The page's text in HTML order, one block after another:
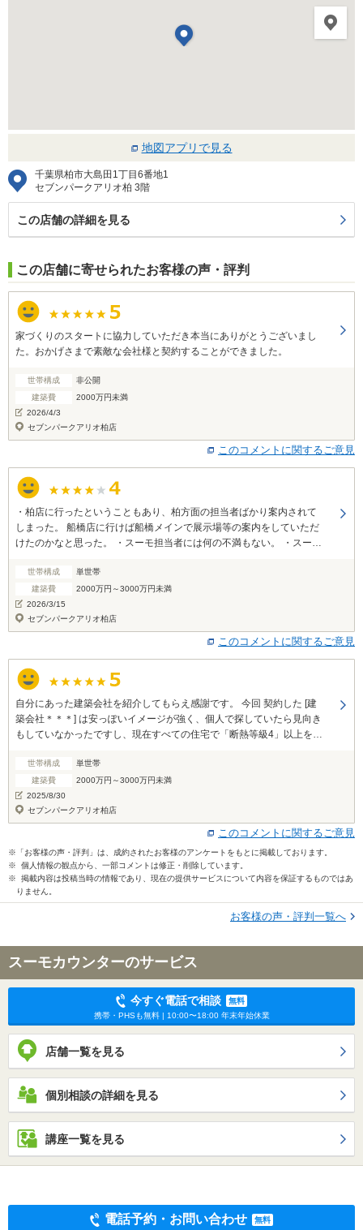
地図アプリで見る
千葉県柏市大島田1丁目6番地1
セブンパークアリオ柏 3階
この店舗の詳細を見る
この店舗に寄せられたお客様の声・評判
家づくりのスタートに協力していただき本当にありがとうございまし
た。おかげさまで素敵な会社様と契約することができました。
世帯構成
非公開
建築費
2000万円未満
2026/4/3
セブンパークアリオ柏店
このコメントに関するご意見
・柏店に行ったということもあり、柏方面の担当者ばかり案内されて
しまった。 船橋店に行けば船橋メインで展示場等の案内をしていただ
けたのかなと思った。 ・スーモ担当者には何の不満もない。 ・スーモ
でハウスメーカーを探せたので行ってよかった。
世帯構成
単世帯
建築費
2000万円～3000万円未満
2026/3/15
セブンパークアリオ柏店
このコメントに関するご意見
自分にあった建築会社を紹介してもらえ感謝です。 今回 契約した [建
築会社＊＊＊] は安っぽいイメージが強く、個人で探していたら見向き
もしていなかったですし、現在すべての住宅で「断熱等級4」以上を満
が家はドコで建築しても現在より性能UPだったため断熱に興味がなく
スルーしていた [建築会社＊＊＊] さんといい 個人で建築会社を探すよ
りはクオリティーが高かかったです。
世帯構成
単世帯
建築費
2000万円～3000万円未満
2025/8/30
セブンパークアリオ柏店
このコメントに関するご意見
※「お客様の声・評判」は、成約されたお客様のアンケートをもとに掲載しております。
※ 個人情報の観点から、一部コメントは修正・削除しています。
※ 掲載内容は投稿当時の情報であり、現在の提供サービスについて内容を保証するものではあ
りません。
お客様の声・評判一覧へ
スーモカウンターのサービス
今すぐ電話で相談
無料
携帯・PHSも無料 | 10:00〜18:00 年末年始休業
店舗一覧を見る
個別相談の詳細を見る
講座一覧を見る
電話予約・お問い合わせ 無料